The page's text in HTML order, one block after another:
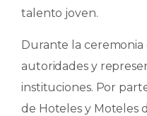
talento joven.
Durante la
autoridades y
instituciones. Por
de Hoteles y Moteles